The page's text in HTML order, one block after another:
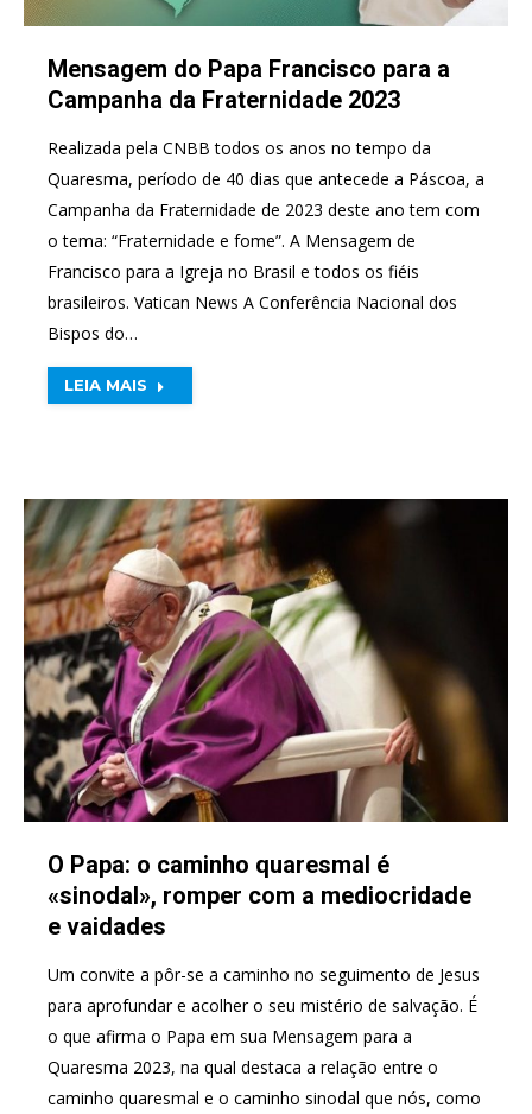
Mensagem do Papa Francisco para a
Campanha da Fraternidade 2023
Realizada pela CNBB todos os anos no tempo da
Quaresma, período de 40 dias que antecede a Páscoa, a
Campanha da Fraternidade de 2023 deste ano tem com
o tema: “Fraternidade e fome”. A Mensagem de
Francisco para a Igreja no Brasil e todos os fiéis
brasileiros. Vatican News A Conferência Nacional dos
Bispos do…
LEIA MAIS
O Papa: o caminho quaresmal é
«sinodal», romper com a mediocridade
e vaidades
Um convite a pôr-se a caminho no seguimento de Jesus
para aprofundar e acolher o seu mistério de salvação. É
o que afirma o Papa em sua Mensagem para a
Quaresma 2023, na qual destaca a relação entre o
caminho quaresmal e o caminho sinodal que nós, como